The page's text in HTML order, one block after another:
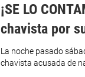
¡SE LO
chavista por
La noche pasado
chavista acusada de